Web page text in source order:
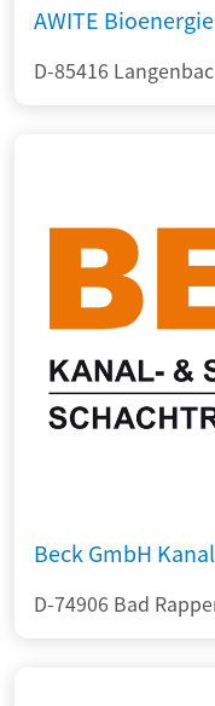
AWITE
D-85416
Beck GmbH
D-74906 Bad